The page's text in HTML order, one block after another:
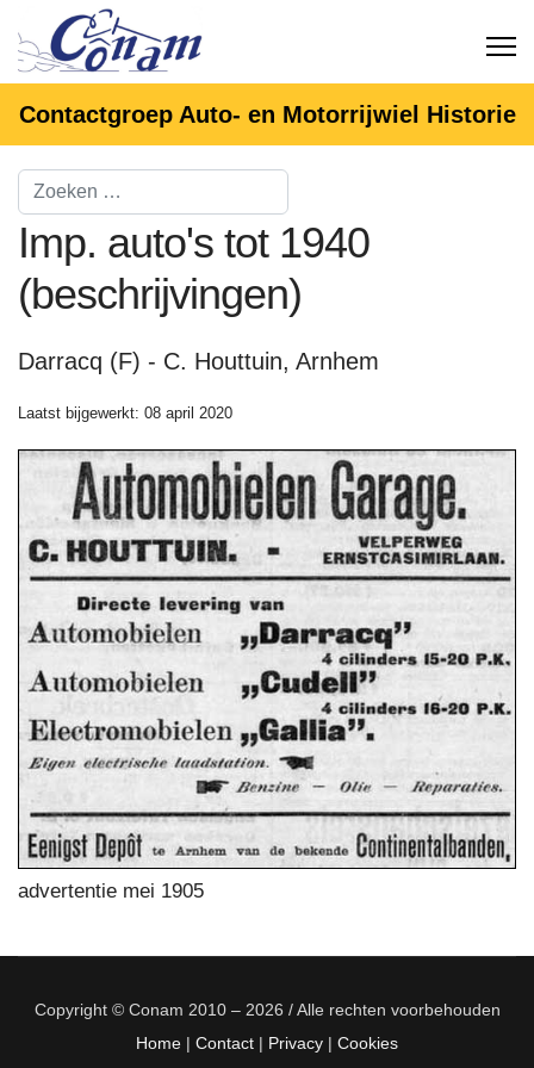
Contactgroep Auto- en Motorrijwiel Historie
Imp. auto's tot 1940
(beschrijvingen)
Darracq (F) - C. Houttuin, Arnhem
Laatst bijgewerkt: 08 april 2020
advertentie mei 1905
Copyright © Conam 2010 – 2026 / Alle rechten voorbehouden
Home | Contact | Privacy | Cookies